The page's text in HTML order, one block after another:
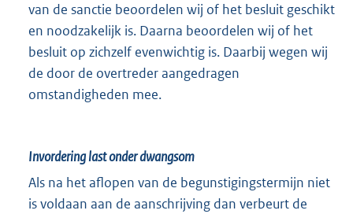
van de sanctie beoordelen wij of het besluit geschikt
en noodzakelijk is. Daarna beoordelen wij of het
besluit op zichzelf evenwichtig is. Daarbij wegen wij
de door de overtreder aangedragen
omstandigheden mee.
Invordering last onder dwangsom
Als na het aflopen van de begunstigingstermijn niet
is voldaan aan de aanschrijving dan verbeurt de